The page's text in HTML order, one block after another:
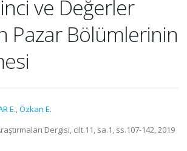
ve Değerler
Pazar Bölümlerinin
E.,Özkan E.
Dergisi, cilt.11, sa.1, ss.107-142, 2019